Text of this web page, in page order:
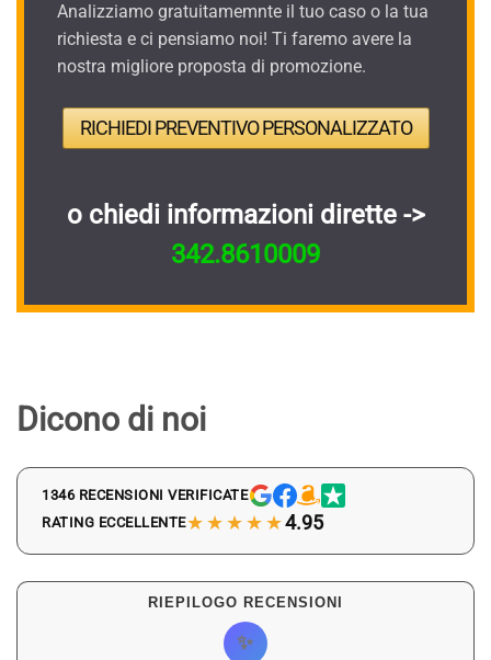
Analizziamo gratuitamemnte il tuo caso o la tua
richiesta e ci pensiamo noi! Ti faremo avere la
nostra migliore proposta di promozione.
RICHIEDI PREVENTIVO PERSONALIZZATO
o chiedi informazioni dirette ->
342.8610009
Dicono di noi
1346 RECENSIONI VERIFICATE
RATING ECCELLENTE★★★★★4.95
RIEPILOGO RECENSIONI
✨